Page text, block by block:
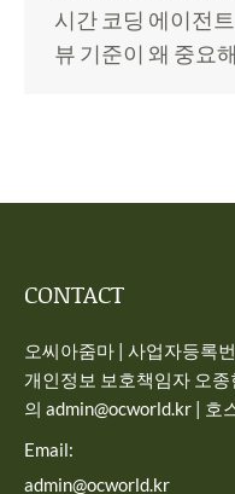
시간 코딩 에이전
뷰 기준이 왜 중요
CONTACT
오씨아줌마 | 사업자등록
개인정보 보호책임자 오
의 admin@ocworld.kr | 호
Email:
admin@ocworld.kr